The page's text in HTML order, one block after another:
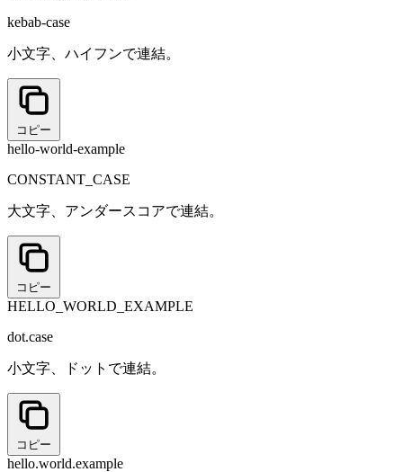
kebab-case
小文字、ハイフンで連結。
コピー
hello-world-example
CONSTANT_CASE
大文字、アンダースコアで連結。
コピー
HELLO_WORLD_EXAMPLE
dot.case
小文字、ドットで連結。
コピー
hello.world.example